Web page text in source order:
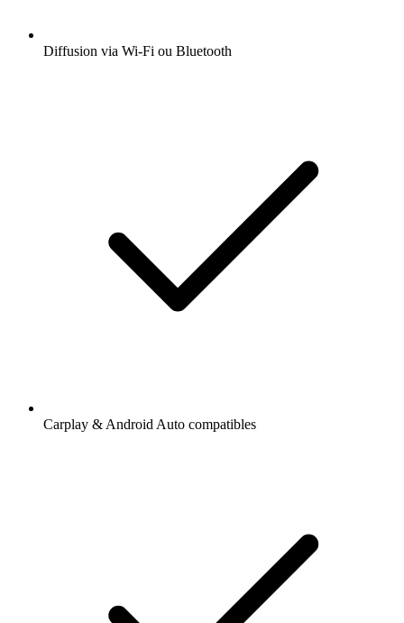
Diffusion via Wi-Fi ou Bluetooth
Carplay & Android Auto compatibles